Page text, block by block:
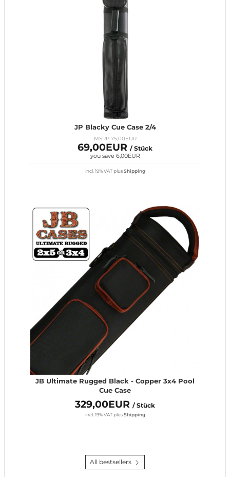
JP Blacky Cue Case 2/4
MSRP 75,00EUR
69,00EUR / Stück
you save 6,00EUR
incl. 19% VAT plusShipping
JB Ultimate Rugged Black - Copper 3x4 Pool
Cue Case
329,00EUR / Stück
incl. 19% VAT plusShipping
All bestsellers